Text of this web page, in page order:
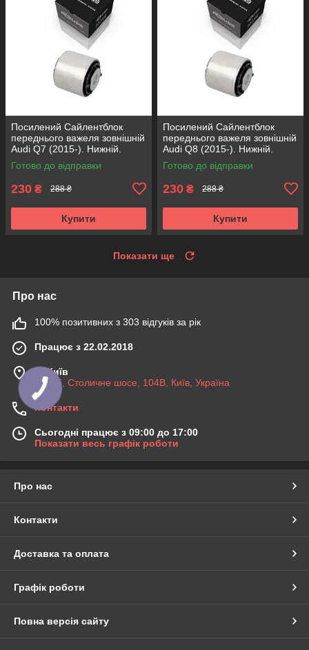
Посилений Сайлентблок
переднього важеля зовнішній
Audi Q7 (2015-). Нижній.
КОРЕЯ Acsuss! FE175192 ,
VKDS331087
Готово до відправки
230 ₴ 288 ₴
Купити
Посилений Сайлентблок
переднього важеля зовнішній
Audi Q8 (2015-). Нижній.
КОРЕЯ Acsuss! FE175192 ,
VKDS331087
Готово до відправки
230 ₴ 288 ₴
Купити
Показати ще
Про нас
100% позитивних з 303 відгуків за рік
Працює з 22.02.2018
м. Київ
03045, Столичне шосе, 104B, Київ, Україна
Контакти
Сьогодні працює з 09:00 до 17:00
Показати весь графік роботи
Про нас
Контакти
Доставка та оплата
Графік роботи
Повна версія сайту